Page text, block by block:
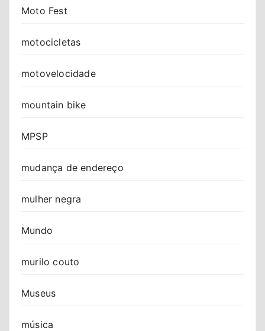
Moto Fest
motocicletas
motovelocidade
mountain bike
MPSP
mudança de endereço
mulher negra
Mundo
murilo couto
Museus
música